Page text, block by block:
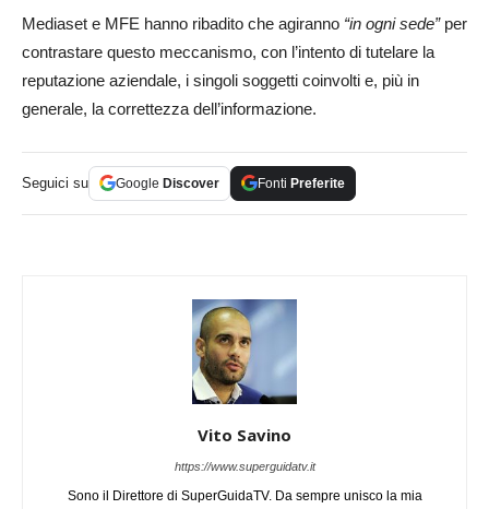
Mediaset e MFE hanno ribadito che agiranno “in ogni sede”per
contrastare questo meccanismo, con l’intento di tutelare la
reputazione aziendale, i singoli soggetti coinvolti e, più in
generale, la correttezza dell’informazione.
Seguici su Google Discover Fonti Preferite
Vito Savino
https://www.superguidatv.it
Sono il Direttore di SuperGuidaTV. Da sempre unisco la mia